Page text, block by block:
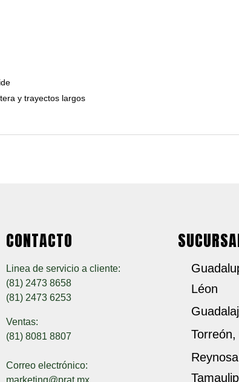
y trayectos largos
CONTACTO
Linea de servicio a cliente:
(81) 2473 8658
(81) 2473 6253
Ventas:
(81) 8081 8807
Correo electrónico:
marketing@prat.mx
Léon